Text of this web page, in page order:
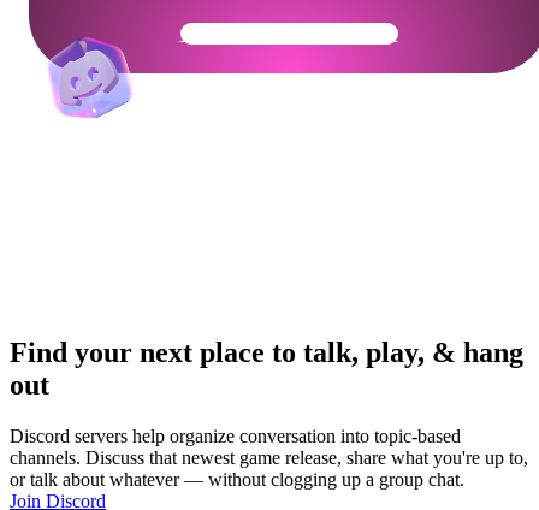
Get Your Community Ready
Find your next place to talk, play, & hang
out
Discord servers help organize conversation into topic-based
channels. Discuss that newest game release, share what you're up to,
or talk about whatever — without clogging up a group chat.
Join Discord